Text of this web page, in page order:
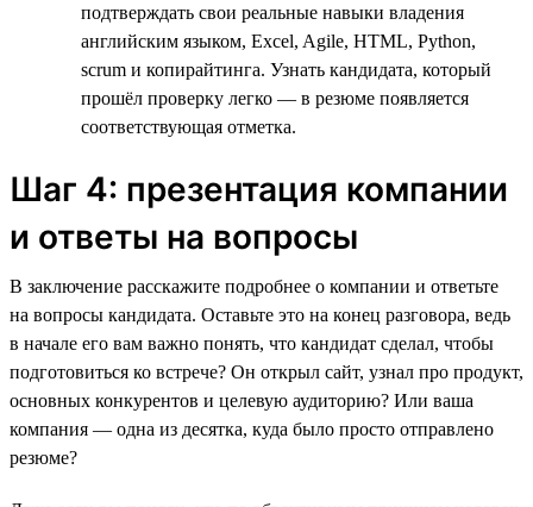
подтверждать свои реальные навыки владения
английским языком, Excel, Agile, HTML, Python,
scrum и копирайтинга. Узнать кандидата, который
прошёл проверку легко — в резюме появляется
соответствующая отметка.
Шаг 4: презентация компании
и ответы на вопросы
В заключение расскажите подробнее о компании и ответьте
на вопросы кандидата. Оставьте это на конец разговора, ведь
в начале его вам важно понять, что кандидат сделал, чтобы
подготовиться ко встрече? Он открыл сайт, узнал про продукт,
основных конкурентов и целевую аудиторию? Или ваша
компания — одна из десятка, куда было просто отправлено
резюме?